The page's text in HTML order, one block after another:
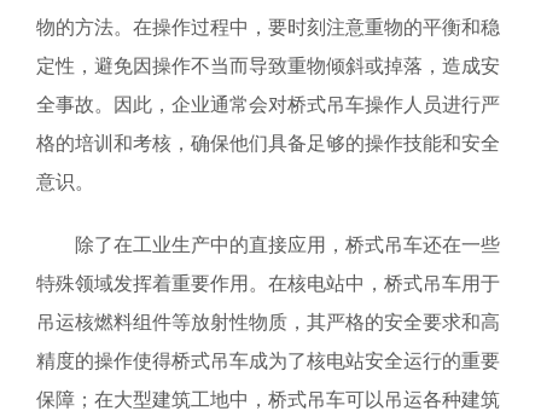
物的方法。在操作过程中，要时刻注意重物的平衡和稳
定性，避免因操作不当而导致重物倾斜或掉落，造成安
全事故。因此，企业通常会对桥式吊车操作人员进行严
格的培训和考核，确保他们具备足够的操作技能和安全
意识。
除了在工业生产中的直接应用，桥式吊车还在一些
特殊领域发挥着重要作用。在核电站中，桥式吊车用于
吊运核燃料组件等放射性物质，其严格的安全要求和高
精度的操作使得桥式吊车成为了核电站安全运行的重要
保障；在大型建筑工地中，桥式吊车可以吊运各种建筑